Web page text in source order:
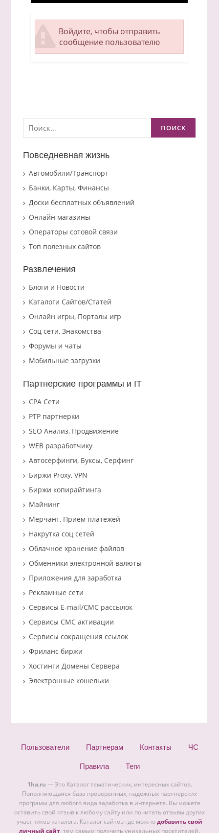
Войдите, чтобы отправить
сообщение пользователю
Найти:
Повседневная жизнь
Автомобили/Транспорт
Банки, Карты, Финансы
Доски бесплатных объявлений
Онлайн магазины
Операторы сотовой связи
Топ полезных сайтов
Развлечения
Блоги и Новости
Каталоги Сайтов/Статей
Онлайн игры, Порталы игр
Соц сети, Знакомства
Форумы и чаты
Мобильные загрузки
Партнерские программы и IT
CPA Сети
PTP партнерки
SEO Анализ, Продвижение
WEB разработчику
Автосерфинги, Буксы, Серфинг
Биржи Proxy, VPN
Биржи копирайтинга
Майнинг
Мерчант, Прием платежей
Накрутка соц сетей
Облачное хранение файлов
Обменники электронной валюты
Приложения для заработка
Рекламные сети
Сервисы E-mail/СМС рассылок
Сервисы СМС активации
Сервисы сокращения ссылок
Фриланс биржи
Хостинги Домены Сервера
Электронные кошельки
Пользователи Партнерам Контакты ЧС
Правила Теги
1ha.ru — Это Каталог тематических, интересных сайтов.
Пополняющаяся база проверенных, надежных партнерских
программ для любого вида заработка в интернете. Вы можете
оставить свой отзыв к любому сайту или почитать отзывы других
участников каталога. Каталог сайтов где можнодобавить свой
личный сайт. тем самым получить уникальных посетителей.